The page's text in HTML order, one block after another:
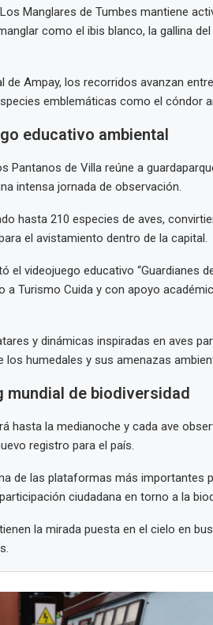
Manglares de Tumbes mantiene
como el ibis blanco, la gallina
de Ampay, los recorridos avanzan
emblemáticas como el cóndor
educativo ambiental
Pantanos de Villa reúne a
intensa jornada de observación.
hasta 210 especies de aves,
el avistamiento dentro de la capital.
el videojuego educativo “Guardianes
a Turismo Cuida y con apoyo
y dinámicas inspiradas en aves
humedales y sus amenazas
mundial de biodiversidad
hasta la medianoche y cada ave
registro para el país.
de las plataformas más importantes
ciudadana en torno a la
la mirada puesta en el cielo en